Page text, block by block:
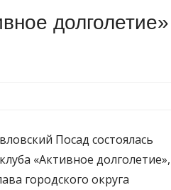
долголетие»
Посад состоялась
«Активное долголетие»,
городского округа